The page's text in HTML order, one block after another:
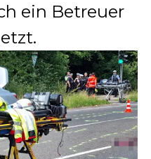
ein Betreuer